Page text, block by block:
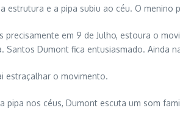
estrutura e a pipa subiu ao céu. O menino
precisamente em 9 de Julho, estoura o
Santos Dumont fica entusiasmado. Ainda
estraçalhar o movimento.
pipa nos céus, Dumont escuta um som